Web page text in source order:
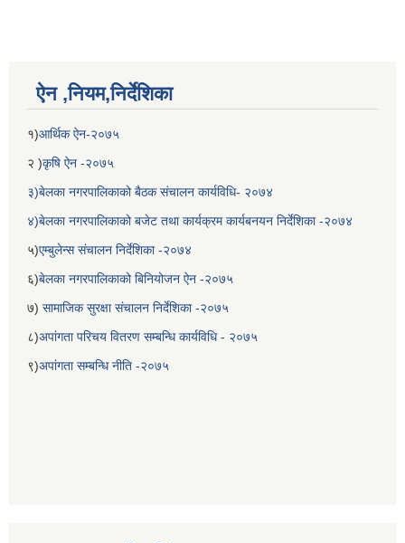
ऐन ,नियम,निर्देशिका
१)आर्थिक ऐन-२०७५
२ )कृषि ऐन -२०७५
३)बेलका नगरपालिकाको बैठक संचालन कार्यविधि- २०७४
४)बेलका नगरपालिकाको बजेट तथा कार्यक्रम कार्यबनयन निर्देशिका -२०७४
५)एम्बुलेन्स संचालन निर्देशिका -२०७४
६)बेलका नगरपालिकाको बिनियोजन ऐन -२०७५
७) सामाजिक सुरक्षा संचालन निर्देशिका -२०७५
८)अपांगता परिचय वितरण सम्बन्धि कार्यविधि - २०७५
९)अपांगता सम्बन्धि नीति -२०७५